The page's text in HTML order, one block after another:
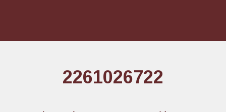
2261026722